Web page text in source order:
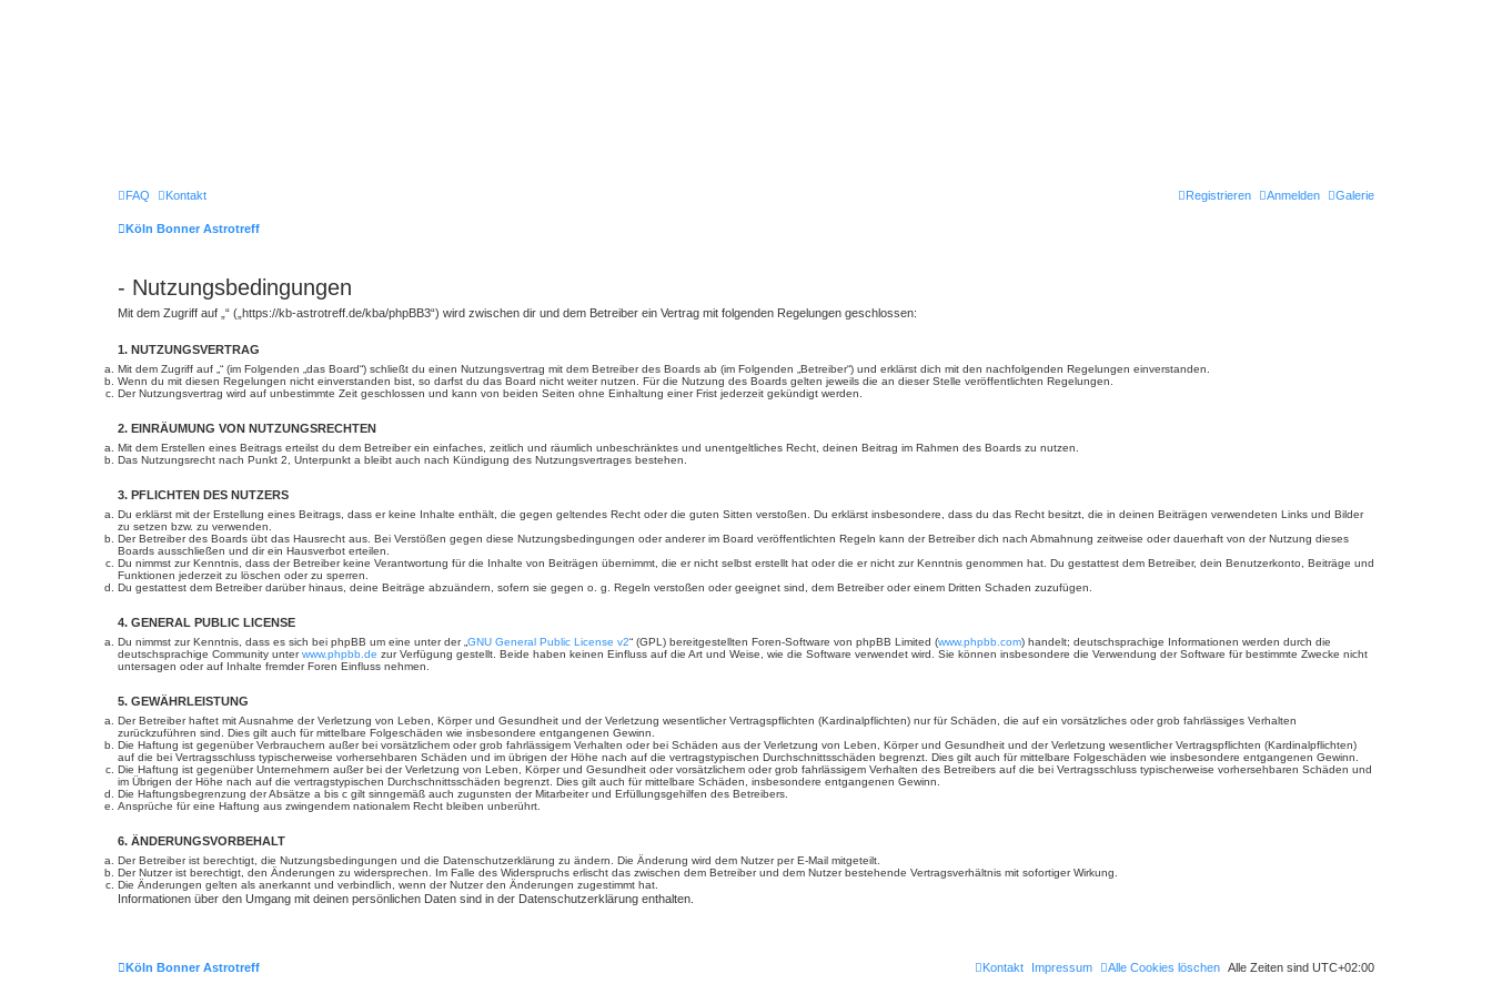
Galerie
FAQ Kontakt Anmelden
Registrieren
Köln Bonner Astrotreff
- Nutzungsbedingungen
Mit dem Zugriff auf „“ („https://kb-astrotreff.de/kba/phpBB3“) wird zwischen dir und dem Betreiber ein Vertrag mit folgenden Regelungen geschlossen:
1. NUTZUNGSVERTRAG
Mit dem Zugriff auf „“ (im Folgenden „das Board“) schließt du einen Nutzungsvertrag mit dem Betreiber des Boards ab (im Folgenden „Betreiber“) und erklärst dich mit den nachfolgenden Regelungen einverstanden.
Wenn du mit diesen Regelungen nicht einverstanden bist, so darfst du das Board nicht weiter nutzen. Für die Nutzung des Boards gelten jeweils die an dieser Stelle veröffentlichten Regelungen.
Der Nutzungsvertrag wird auf unbestimmte Zeit geschlossen und kann von beiden Seiten ohne Einhaltung einer Frist jederzeit gekündigt werden.
2. EINRÄUMUNG VON NUTZUNGSRECHTEN
Mit dem Erstellen eines Beitrags erteilst du dem Betreiber ein einfaches, zeitlich und räumlich unbeschränktes und unentgeltliches Recht, deinen Beitrag im Rahmen des Boards zu nutzen.
Das Nutzungsrecht nach Punkt 2, Unterpunkt a bleibt auch nach Kündigung des Nutzungsvertrages bestehen.
3. PFLICHTEN DES NUTZERS
Du erklärst mit der Erstellung eines Beitrags, dass er keine Inhalte enthält, die gegen geltendes Recht oder die guten Sitten verstoßen. Du erklärst insbesondere, dass du das Recht besitzt, die in deinen Beiträgen verwendeten Links und Bilder
zu setzen bzw. zu verwenden.
Der Betreiber des Boards übt das Hausrecht aus. Bei Verstößen gegen diese Nutzungsbedingungen oder anderer im Board veröffentlichten Regeln kann der Betreiber dich nach Abmahnung zeitweise oder dauerhaft von der Nutzung dieses
Boards ausschließen und dir ein Hausverbot erteilen.
Du nimmst zur Kenntnis, dass der Betreiber keine Verantwortung für die Inhalte von Beiträgen übernimmt, die er nicht selbst erstellt hat oder die er nicht zur Kenntnis genommen hat. Du gestattest dem Betreiber, dein Benutzerkonto, Beiträge und
Funktionen jederzeit zu löschen oder zu sperren.
Du gestattest dem Betreiber darüber hinaus, deine Beiträge abzuändern, sofern sie gegen o. g. Regeln verstoßen oder geeignet sind, dem Betreiber oder einem Dritten Schaden zuzufügen.
4. GENERAL PUBLIC LICENSE
Du nimmst zur Kenntnis, dass es sich bei phpBB um eine unter der „ GNU General Public License v2“ (GPL) bereitgestellten Foren-Software von phpBB Limited (www.phpbb.com) handelt; deutschsprachige Informationen werden durch die
deutschsprachige Community unterwww.phpbb.de zur Verfügung gestellt. Beide haben keinen Einfluss auf die Art und Weise, wie die Software verwendet wird. Sie können insbesondere die Verwendung der Software für bestimmte Zwecke nicht
untersagen oder auf Inhalte fremder Foren Einfluss nehmen.
5. GEWÄHRLEISTUNG
Der Betreiber haftet mit Ausnahme der Verletzung von Leben, Körper und Gesundheit und der Verletzung wesentlicher Vertragspflichten (Kardinalpflichten) nur für Schäden, die auf ein vorsätzliches oder grob fahrlässiges Verhalten
zurückzuführen sind. Dies gilt auch für mittelbare Folgeschäden wie insbesondere entgangenen Gewinn.
Die Haftung ist gegenüber Verbrauchern außer bei vorsätzlichem oder grob fahrlässigem Verhalten oder bei Schäden aus der Verletzung von Leben, Körper und Gesundheit und der Verletzung wesentlicher Vertragspflichten (Kardinalpflichten)
auf die bei Vertragsschluss typischerweise vorhersehbaren Schäden und im übrigen der Höhe nach auf die vertragstypischen Durchschnittsschäden begrenzt. Dies gilt auch für mittelbare Folgeschäden wie insbesondere entgangenen Gewinn.
Die Haftung ist gegenüber Unternehmern außer bei der Verletzung von Leben, Körper und Gesundheit oder vorsätzlichem oder grob fahrlässigem Verhalten des Betreibers auf die bei Vertragsschluss typischerweise vorhersehbaren Schäden und
im Übrigen der Höhe nach auf die vertragstypischen Durchschnittsschäden begrenzt. Dies gilt auch für mittelbare Schäden, insbesondere entgangenen Gewinn.
Die Haftungsbegrenzung der Absätze a bis c gilt sinngemäß auch zugunsten der Mitarbeiter und Erfüllungsgehilfen des Betreibers.
Ansprüche für eine Haftung aus zwingendem nationalem Recht bleiben unberührt.
6. ÄNDERUNGSVORBEHALT
Der Betreiber ist berechtigt, die Nutzungsbedingungen und die Datenschutzerklärung zu ändern. Die Änderung wird dem Nutzer per E-Mail mitgeteilt.
Der Nutzer ist berechtigt, den Änderungen zu widersprechen. Im Falle des Widerspruchs erlischt das zwischen dem Betreiber und dem Nutzer bestehende Vertragsverhältnis mit sofortiger Wirkung.
Die Änderungen gelten als anerkannt und verbindlich, wenn der Nutzer den Änderungen zugestimmt hat.
Informationen über den Umgang mit deinen persönlichen Daten sind in der Datenschutzerklärung enthalten.
Köln Bonner Astrotreff Alle Zeiten sind UTC+02:00
Alle Cookies löschen
Impressum
Kontakt